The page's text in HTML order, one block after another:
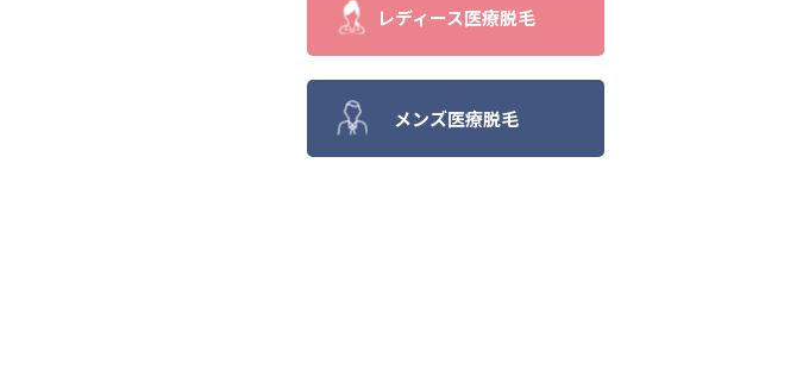
レディース医療脱毛
メンズ医療脱毛